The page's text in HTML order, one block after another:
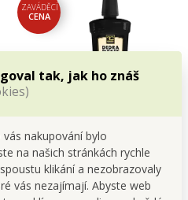
tak, jak ho znáš
nakupování bylo
na našich stránkách rychle
klikání a nezobrazovaly
vás nezajímají. Abyste web
ZAVÁDĚCÍ
CENA
DEDRA DENT | přírodní
bylinná ústní voda
REFRESHING MENTHOL s
kyselinou hyaluronovou &
stévií | hydratace & svěží
dech | 500 ml
Zaváděcí cena
149,00 Kč